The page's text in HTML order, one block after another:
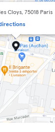
Cloys, 75018 Paris